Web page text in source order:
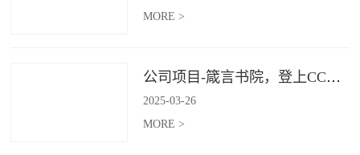
MORE >
公司项目-箴言书院，登上CCTV4《记住乡愁》
2025-03-26
MORE >